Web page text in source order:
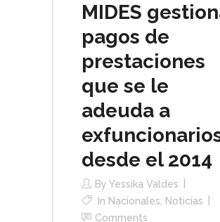
MIDES
pagos de
prestaciones
que se le
adeuda a
desde el 2014
By Yessika Valdes
In Nacionales
Noticias
Comments